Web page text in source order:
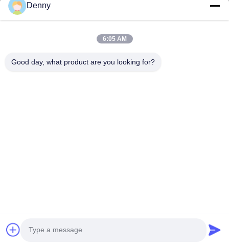
Enlaces Rápidos
Sobre Nosotros
Viaje De La Fábrica
Control De Calidad
Denny
6:05 AM
Good day, what product are you looking for?